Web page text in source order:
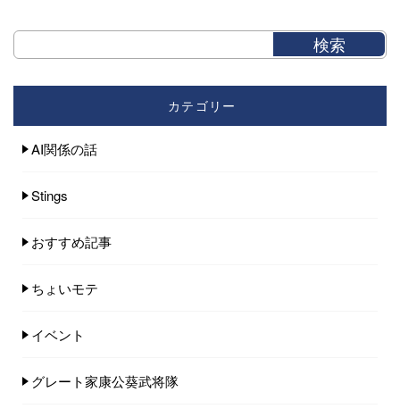
カテゴリー
AI関係の話
Stings
おすすめ記事
ちょいモテ
イベント
グレート家康公葵武将隊